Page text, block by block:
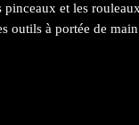
et les
outils à portée de